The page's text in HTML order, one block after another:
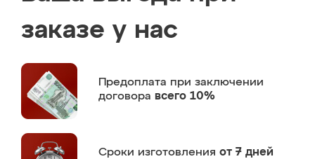
заказе у нас
Предоплата при заключении
договора всего 10%
Сроки изготовления от 7 дней